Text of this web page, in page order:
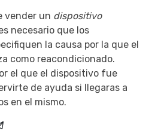
vender un dispositivo
necesario que los
la causa por la que el
como reacondicionado.
el que el dispositivo fue
de ayuda si llegaras a
en el mismo.